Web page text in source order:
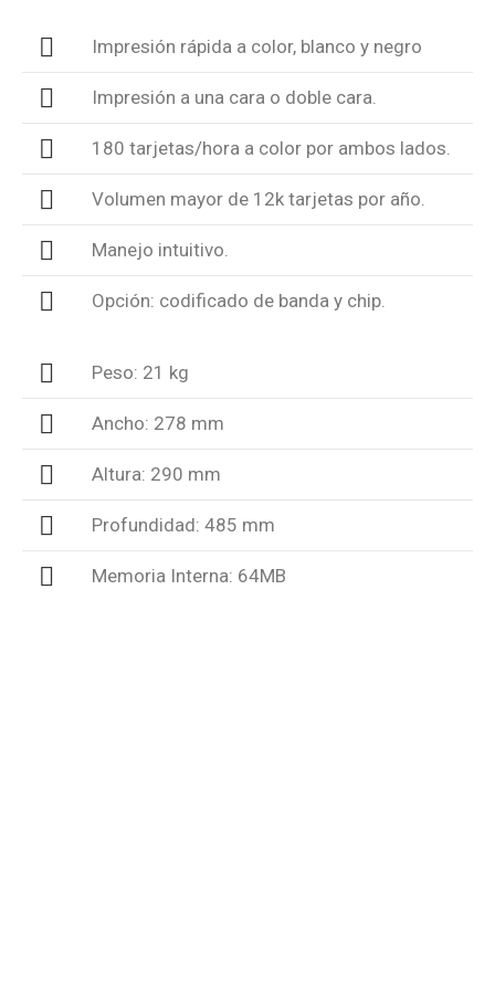
Impresión rápida a color, blanco y negro
Impresión a una cara o doble cara.
180 tarjetas/hora a color por ambos lados.
Volumen mayor de 12k tarjetas por año.
Manejo intuitivo.
Opción: codificado de banda y chip.
Peso: 21 kg
Ancho: 278 mm
Altura: 290 mm
Profundidad: 485 mm
Memoria Interna: 64MB